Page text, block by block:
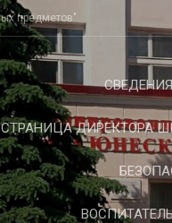
предметов"
СТРАНИЦА ДИРЕКТОРА